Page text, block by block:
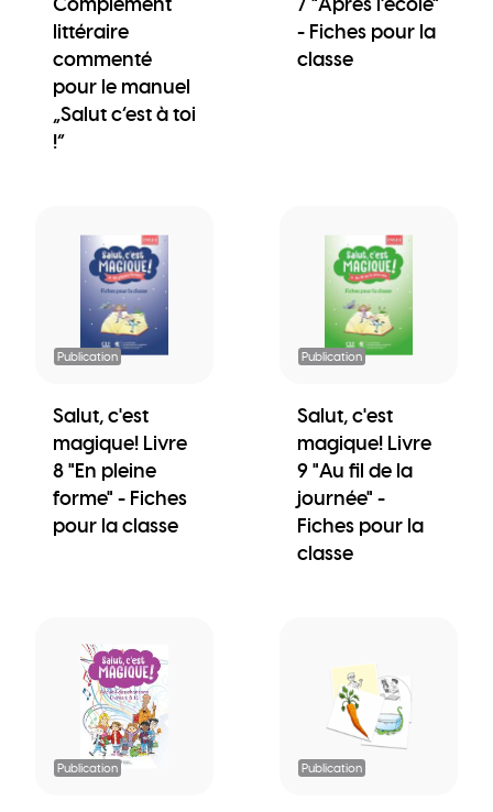
littéraire
commenté
pour le manuel
„Salut c’est à toi
!“
- Fiches pour la
classe
Publication
Salut, c'est
magique! Livre
8 "En pleine
forme" - Fiches
pour la classe
Publication
Salut, c'est
magique! Livre
9 "Au fil de la
journée" -
Fiches pour la
classe
Publication Publication